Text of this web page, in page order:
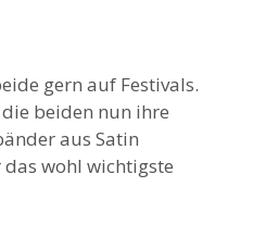
gern auf Festivals.
beiden nun ihre
aus Satin
wohl wichtigste